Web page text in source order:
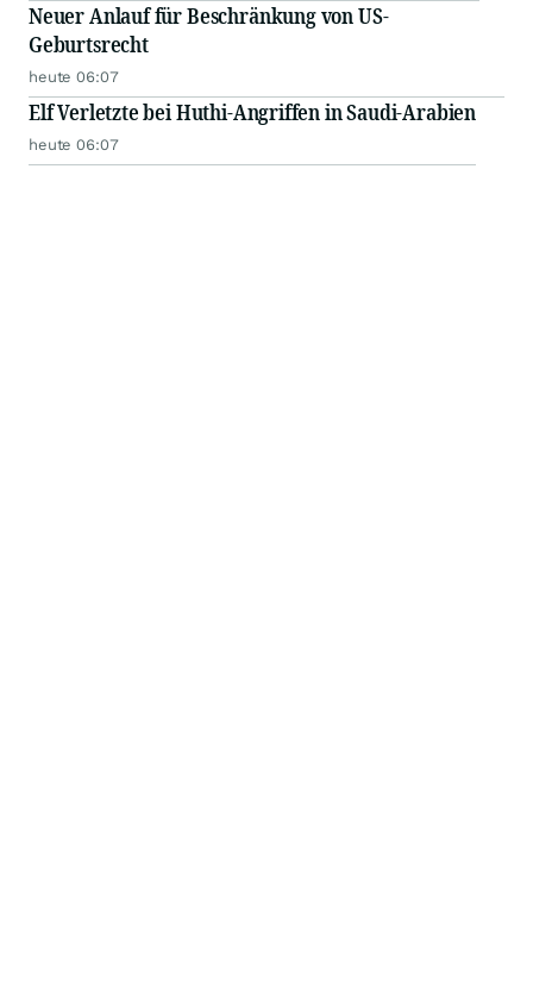
Neuer Anlauf für Beschränkung von US-
Geburtsrecht
heute 06:07
Elf Verletzte bei Huthi-Angriffen in Saudi-Arabien
heute 06:07